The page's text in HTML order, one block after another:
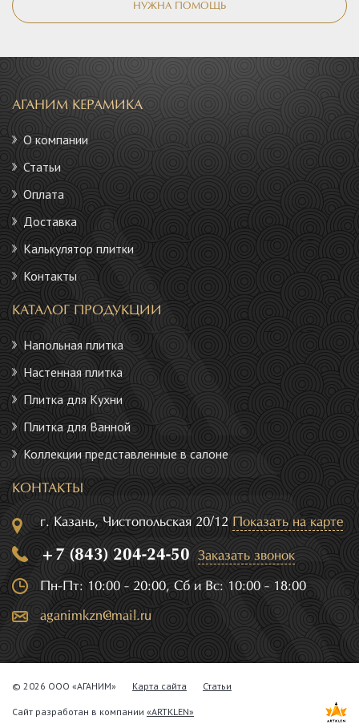
НУЖНА ПОМОЩЬ
АГАНИМ КЕРАМИКА
О компании
Статьи
Оплата
Доставка
Калькулятор плитки
Контакты
КАТАЛОГ ПРОДУКЦИИ
Напольная плитка
Настенная плитка
Плитка для Кухни
Плитка для Ванной
Коллекции представленные в салоне
КОНТАКТЫ
г. Казань, Чистопольская 20/12 Показать на карте
+7 (843) 204-24-50 Заказать звонок
Пн-Пт: 10:00 - 20:00, Сб и Вс: 10:00 - 18:00
aganimkzn@mail.ru
© 2026 ООО «АГАНИМ» Карта сайта Статьи
Сайт разработан в компании «ARTKLEN»